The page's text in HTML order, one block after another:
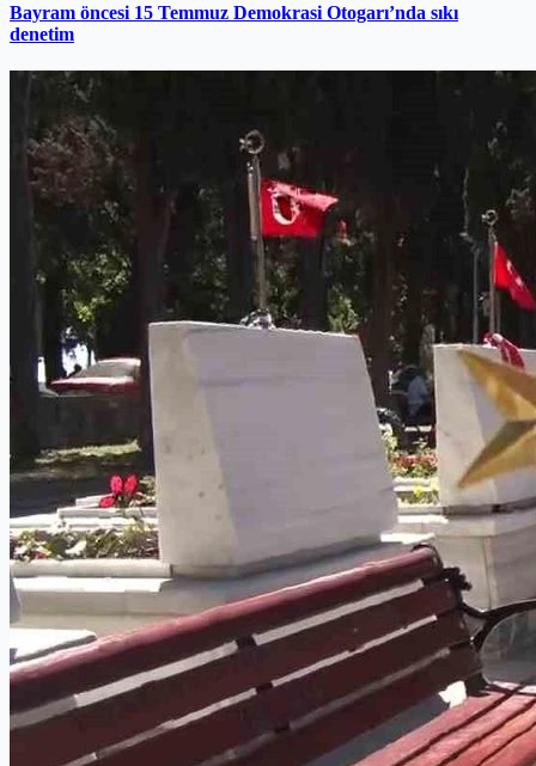
Bayram öncesi 15 Temmuz Demokrasi Otogarı’nda sıkı
denetim